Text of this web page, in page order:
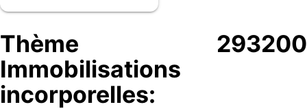
Thème 293200
Immobilisations
incorporelles: